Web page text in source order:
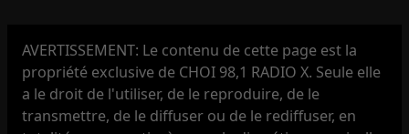
AVERTISSEMENT: Le contenu de cette page est la
propriété exclusive de CHOI 98,1 RADIO X. Seule elle
a le droit de l'utiliser, de le reproduire, de le
transmettre, de le diffuser ou de le rediffuser, en